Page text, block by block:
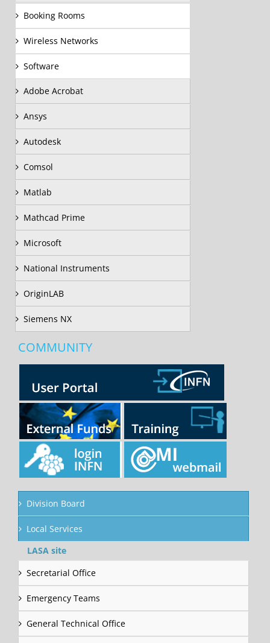
Booking Rooms
Wireless Networks
Software
Adobe Acrobat
Ansys
Autodesk
Comsol
Matlab
Mathcad Prime
Microsoft
National Instruments
OriginLAB
Siemens NX
COMMUNITY
Division Board
Local Services
LASA site
Secretarial Office
Emergency Teams
General Technical Office